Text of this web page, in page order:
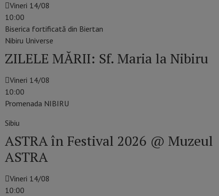
Vineri 14/08
10:00
Biserica fortificată din Biertan
Nibiru Universe
ZILELE MĂRII: Sf. Maria la Nibiru
Vineri 14/08
10:00
Promenada NIBIRU
Sibiu
ASTRA în Festival 2026 @ Muzeul
ASTRA
Vineri 14/08
10:00